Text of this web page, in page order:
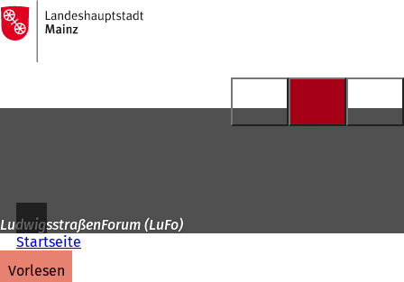
Inhalt anspringen
Zur
Startseite
LudwigsstraßenForum (LuFo)
Startseite
vorlesen